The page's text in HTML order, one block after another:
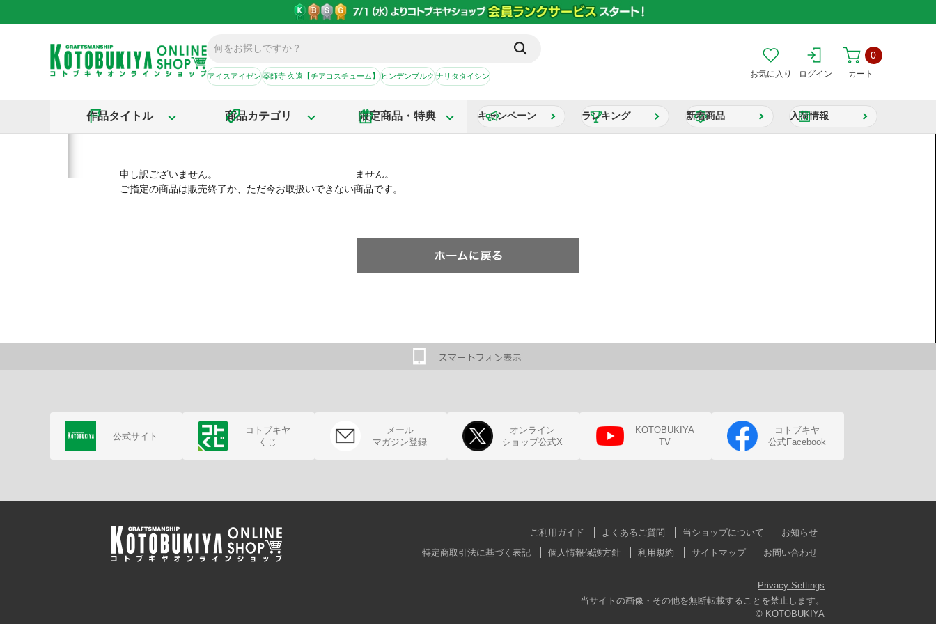
アイスアイゼン薬師寺 久遠【チアコスチューム】ヒンデンブルクナリタタイシン お気に入り ログイン カート
0
作品タイトル 商品カテゴリ 限定商品・特典 キャンペーン ランキング 新着商品 入荷情報
申し訳ございません。
ご指定の商品は販売終了か、ただ今お取扱いできない商品です。
公式サイト
コトブキヤ
くじ
メール
マガジン登録
オンライン
ショップ公式X
KOTOBUKIYA
TV
コトブキヤ
公式Facebook
ご利用ガイド よくあるご質問 当ショップについて
お知らせ
特定商取引法に基づく表記
個人情報保護方針 利用規約 サイトマップ お問い合わせ
Privacy Settings
当サイトの画像・その他を無断転載することを禁止します。
© KOTOBUKIYA